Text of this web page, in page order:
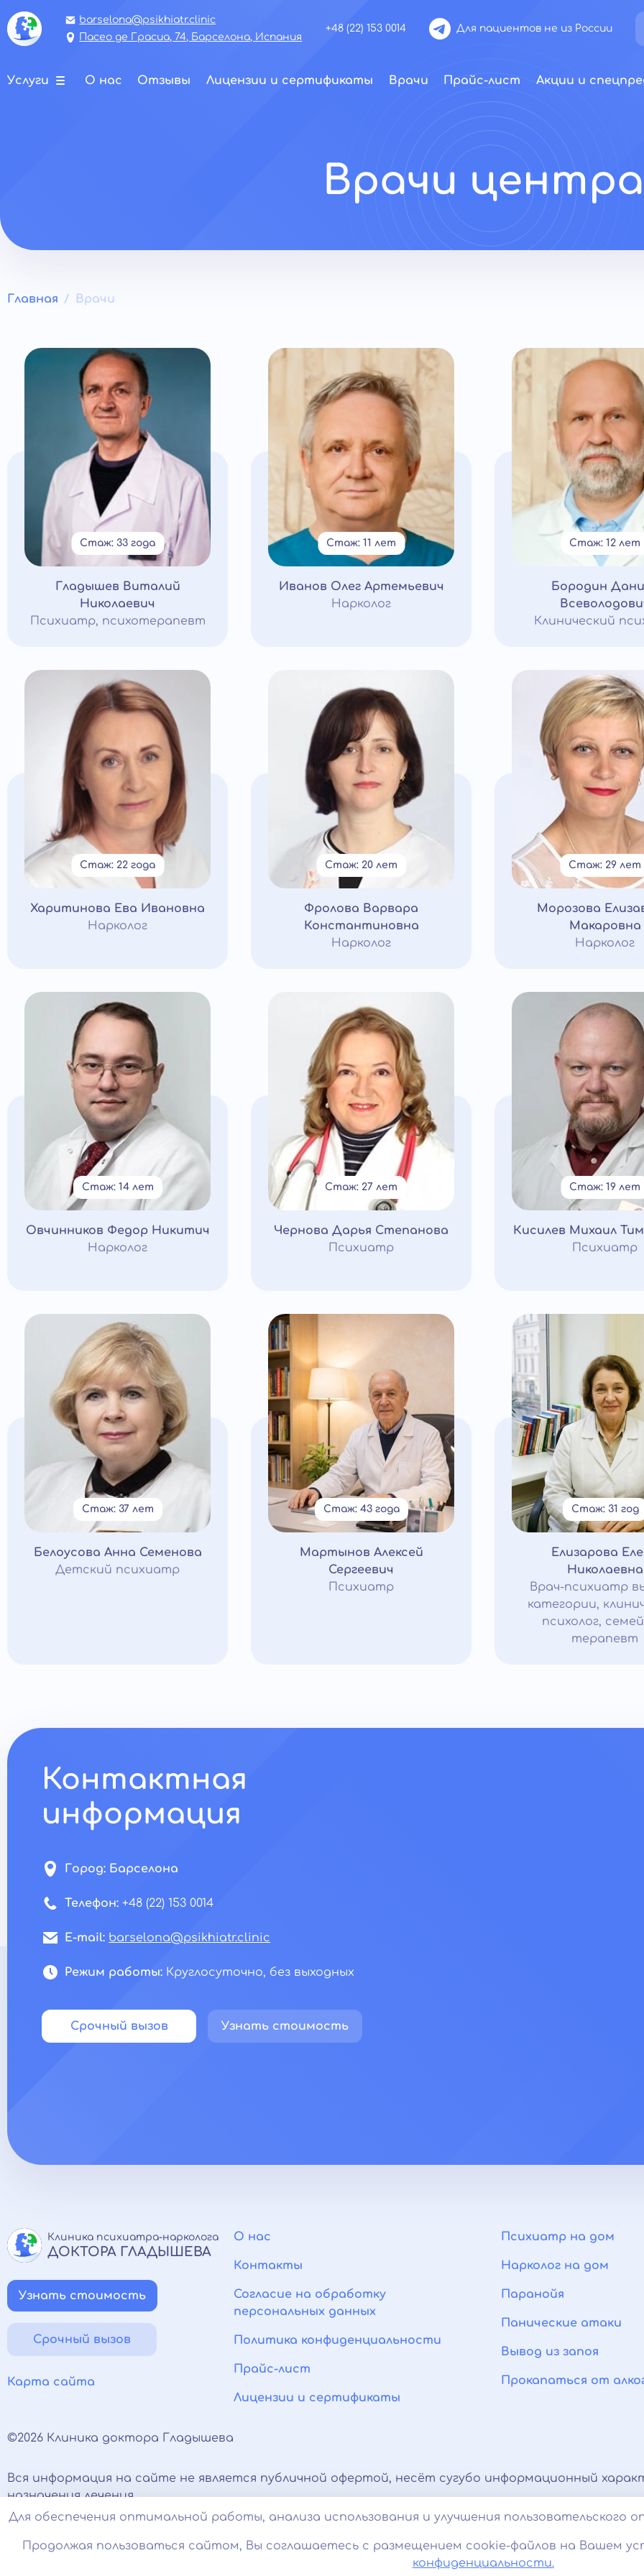
barselona@psikhiatr.clinic
Пасео де Грасиа, 74, Барселона, Испания
+48 (22) 153 0014 Для пациентов не из России
Услуги О нас Отзывы Лицензии и сертификаты Врачи Прайс-лист Акции и
Врачи центра
Главная Врачи
Стаж: 33 года
Гладышев Виталий
Николаевич
Психиатр, психотерапевт
Стаж: 11 лет
Иванов Олег Артемьевич
Нарколог
Стаж: 12 лет
Бородин
Клинический
Стаж: 22 года
Харитинова Ева Ивановна
Нарколог
Стаж: 20 лет
Фролова Варвара
Константиновна
Нарколог
Стаж: 29 лет
Морозова
Макаровна
Нарколог
Стаж: 14 лет
Овчинников Федор Никитич
Нарколог
Стаж: 27 лет
Чернова Дарья Степанова
Психиатр
Стаж: 19 лет
Кисилев Михаил
Психиатр
Стаж: 37 лет
Белоусова Анна Семенова
Детский психиатр
Стаж: 43 года
Мартынов Алексей
Сергеевич
Психиатр
Стаж: 31 год
Елизарова
Николаевна
Врач-психиатр
категории,
психолог,
терапевт
Контактная
информация
Город: Барселона
Телефон: +48 (22) 153 0014
E-mail: barselona@psikhiatr.clinic
Режим работы: Круглосуточно, без выходных
Срочный вызов Узнать стоимость
Клиника психиатра-нарколога
ДОКТОРА ГЛАДЫШЕВА
Узнать стоимость
Срочный вызов
Карта сайта
О нас
Контакты
Согласие на обработку
персональных данных
Политика конфиденциальности
Прайс-лист
Лицензии и сертификаты
Психиатр на дом
Нарколог на дом
Паранойя
Панические атаки
Вывод из запоя
Прокапаться от
©2026 Клиника доктора Гладышева
Вся информация на сайте не является публичной офертой, несёт сугубо информационный
назначения лечения.
Есть противопоказания, необходимо проконсультироваться с врачом. Консультационные
Оставаясь на сайте вы соглашаетесь на использование cookies. 18+
Для обеспечения оптимальной работы, анализа использования и улучшения пользовательского
Продолжая пользоваться сайтом, Вы соглашаетесь с размещением cookie-файлов на Вашем
конфиденциальности.